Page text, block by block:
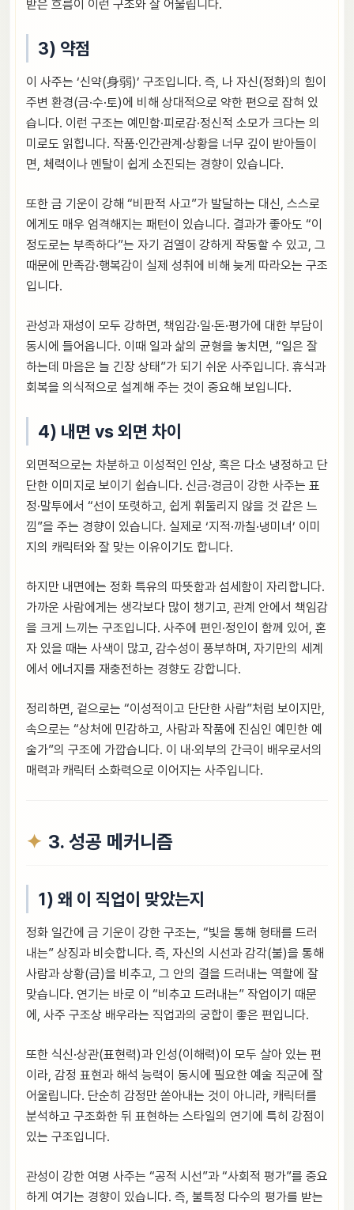
받은 흐름이 이런 구조와 잘 어울립니다.
3) 약점
이 사주는 ‘신약(身弱)’ 구조입니다. 즉, 나 자신(정화)의 힘이
주변 환경(금·수·토)에 비해 상대적으로 약한 편으로 잡혀 있
습니다. 이런 구조는 예민함·피로감·정신적 소모가 크다는 의
미로도 읽힙니다. 작품·인간관계·상황을 너무 깊이 받아들이
면, 체력이나 멘탈이 쉽게 소진되는 경향이 있습니다.
또한 금 기운이 강해 “비판적 사고”가 발달하는 대신, 스스로
에게도 매우 엄격해지는 패턴이 있습니다. 결과가 좋아도 “이
정도로는 부족하다”는 자기 검열이 강하게 작동할 수 있고, 그
때문에 만족감·행복감이 실제 성취에 비해 늦게 따라오는 구조
입니다.
관성과 재성이 모두 강하면, 책임감·일·돈·평가에 대한 부담이
동시에 들어옵니다. 이때 일과 삶의 균형을 놓치면, “일은 잘
하는데 마음은 늘 긴장 상태”가 되기 쉬운 사주입니다. 휴식과
회복을 의식적으로 설계해 주는 것이 중요해 보입니다.
4) 내면 vs 외면 차이
외면적으로는 차분하고 이성적인 인상, 혹은 다소 냉정하고 단
단한 이미지로 보이기 쉽습니다. 신금·경금이 강한 사주는 표
정·말투에서 “선이 또렷하고, 쉽게 휘둘리지 않을 것 같은 느
낌”을 주는 경향이 있습니다. 실제로 ‘지적·까칠·냉미녀’ 이미
지의 캐릭터와 잘 맞는 이유이기도 합니다.
하지만 내면에는 정화 특유의 따뜻함과 섬세함이 자리합니다.
가까운 사람에게는 생각보다 많이 챙기고, 관계 안에서 책임감
을 크게 느끼는 구조입니다. 사주에 편인·정인이 함께 있어, 혼
자 있을 때는 사색이 많고, 감수성이 풍부하며, 자기만의 세계
에서 에너지를 재충전하는 경향도 강합니다.
정리하면, 겉으로는 “이성적이고 단단한 사람”처럼 보이지만,
속으로는 “상처에 민감하고, 사람과 작품에 진심인 예민한 예
술가”의 구조에 가깝습니다. 이 내·외부의 간극이 배우로서의
매력과 캐릭터 소화력으로 이어지는 사주입니다.
3. 성공 메커니즘
1) 왜 이 직업이 맞았는지
정화 일간에 금 기운이 강한 구조는, “빛을 통해 형태를 드러
내는” 상징과 비슷합니다. 즉, 자신의 시선과 감각(불)을 통해
사람과 상황(금)을 비추고, 그 안의 결을 드러내는 역할에 잘
맞습니다. 연기는 바로 이 “비추고 드러내는” 작업이기 때문
에, 사주 구조상 배우라는 직업과의 궁합이 좋은 편입니다.
또한 식신·상관(표현력)과 인성(이해력)이 모두 살아 있는 편
이라, 감정 표현과 해석 능력이 동시에 필요한 예술 직군에 잘
어울립니다. 단순히 감정만 쏟아내는 것이 아니라, 캐릭터를
분석하고 구조화한 뒤 표현하는 스타일의 연기에 특히 강점이
있는 구조입니다.
관성이 강한 여명 사주는 “공적 시선”과 “사회적 평가”를 중요
하게 여기는 경향이 있습니다. 즉, 불특정 다수의 평가를 받는